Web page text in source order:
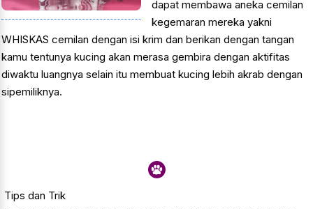
dapat membawa aneka cemilan
kegemaran mereka yakni
WHISKAS cemilan dengan isi krim dan berikan dengan tangan
kamu tentunya kucing akan merasa gembira dengan aktifitas
diwaktu luangnya selain itu membuat kucing lebih akrab dengan
sipemiliknya.
Tips dan Trik